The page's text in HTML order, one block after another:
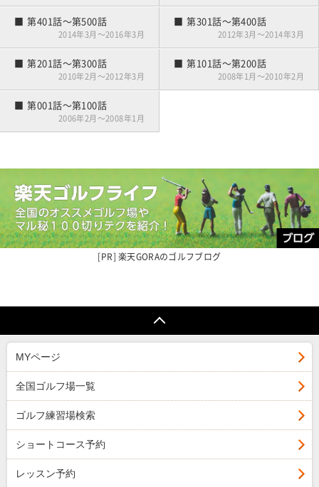
第401話～第500話
2014年3月～2016年3月
第301話～第400話
2012年3月～2014年3月
第201話～第300話
2010年2月～2012年3月
第101話～第200話
2008年1月～2010年2月
第001話～第100話
2006年2月～2008年1月
楽天GORAのゴルフブログ
MYページ
全国ゴルフ場一覧
ゴルフ練習場検索
ショートコース予約
レッスン予約